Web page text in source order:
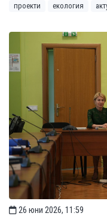
проекти екология
26 юни 2026, 11:59